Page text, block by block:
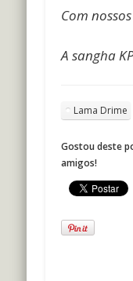
Com
A sangha
Lama Drime
Gostou deste
amigos!